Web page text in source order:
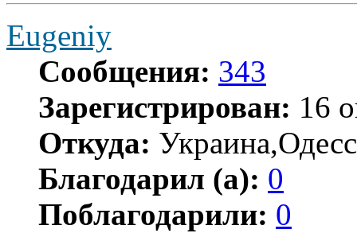
Eugeniy
Сообщения: 343
Зарегистрирован: 16
Откуда:
Благодарил (а): 0
Поблагодарили: 0